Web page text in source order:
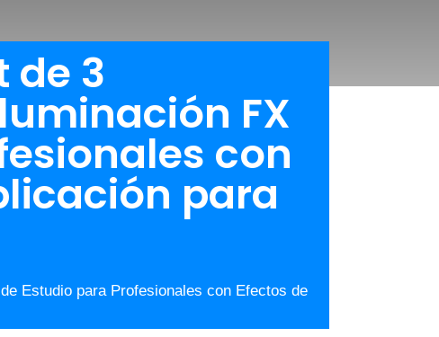
de 3
FX
con
para
Estudio para Profesionales con Efectos de